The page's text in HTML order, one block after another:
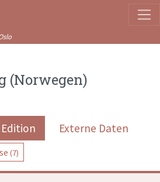
(Norwegen)
Externe Daten
(7)